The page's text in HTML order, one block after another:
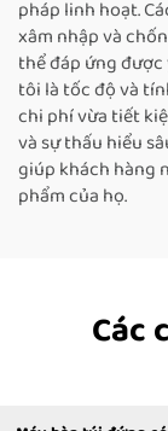
pháp linh hoạt.
xâm nhập và
thể đáp ứng
tôi là tốc độ và
chi phí vừa tiết
và sự thấu hiểu
giúp khách hàng
phẩm của họ.
Các